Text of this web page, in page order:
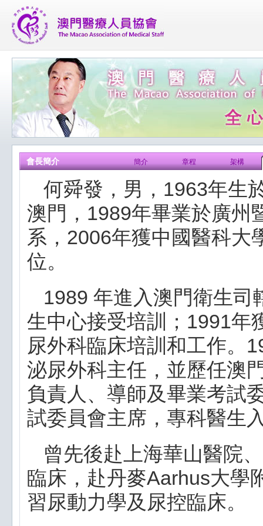
會長簡介 簡介 章程 架構
何舜發，男，1963年生
澳門，1989年畢業於廣州
系，2006年獲中國醫科大
位。
1989 年進入澳門衛生司
生中心接受培訓；1991年
尿外科臨床培訓和工作。
泌尿外科主任，並歷任澳
負責人、導師及畢業考試
試委員會主席，專科醫生
曾先後赴上海華山醫院
臨床，赴丹麥Aarhus大學
習尿動力學及尿控臨床。